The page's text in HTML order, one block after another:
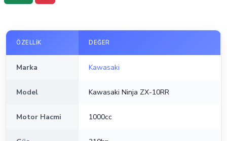
ÖZELLIK DEĞER
Marka Kawasaki
Model Kawasaki Ninja ZX-10RR
Motor Hacmi 1000cc